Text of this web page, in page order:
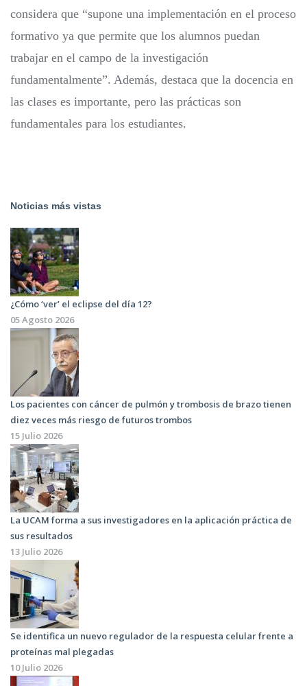
considera que “supone una implementación en el proceso
formativo ya que permite que los alumnos puedan
trabajar en el campo de la investigación
fundamentalmente”. Además, destaca que la docencia en
las clases es importante, pero las prácticas son
fundamentales para los estudiantes.
Noticias más vistas
¿Cómo ‘ver’ el eclipse del día 12?
05 Agosto 2026
Los pacientes con cáncer de pulmón y trombosis de brazo tienen
diez veces más riesgo de futuros trombos
15 Julio 2026
La UCAM forma a sus investigadores en la aplicación práctica de
sus resultados
13 Julio 2026
Se identifica un nuevo regulador de la respuesta celular frente a
proteínas mal plegadas
10 Julio 2026